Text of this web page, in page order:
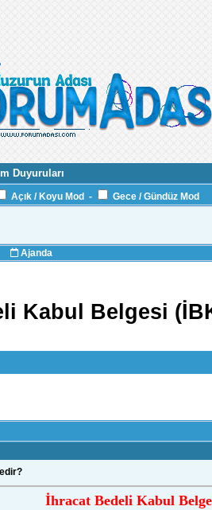
Duyuruları
Açık / Koyu Mod - Gece / Gündüz Mod
Ajanda
Kabul Belgesi
İhracat Bedeli Kabul